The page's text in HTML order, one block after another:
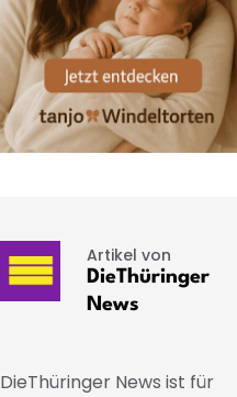
Artikel von
DieThüringer
News
DieThüringer News ist für